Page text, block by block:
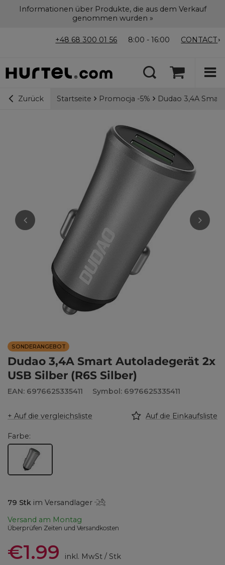
Informationen über Produkte, die aus dem Verkauf
genommen wurden »
+48 68 300 01 56 8:00 - 16:00 CONTACT
Zurück Startseite Promocja -5% Dudao 3,4A
SONDERANGEBOT
Dudao 3,4A Smart Autoladegerät 2x
USB Silber (R6S Silber)
EAN: 6976625335411 Symbol: 6976625335411
+ Auf die vergleichsliste Auf die Einkaufsliste
Farbe
79 Stk im Versandlager
Versand am Montag
Überprüfen Zeiten und Versandkosten
€1.99 inkl. MwSt/ Stk